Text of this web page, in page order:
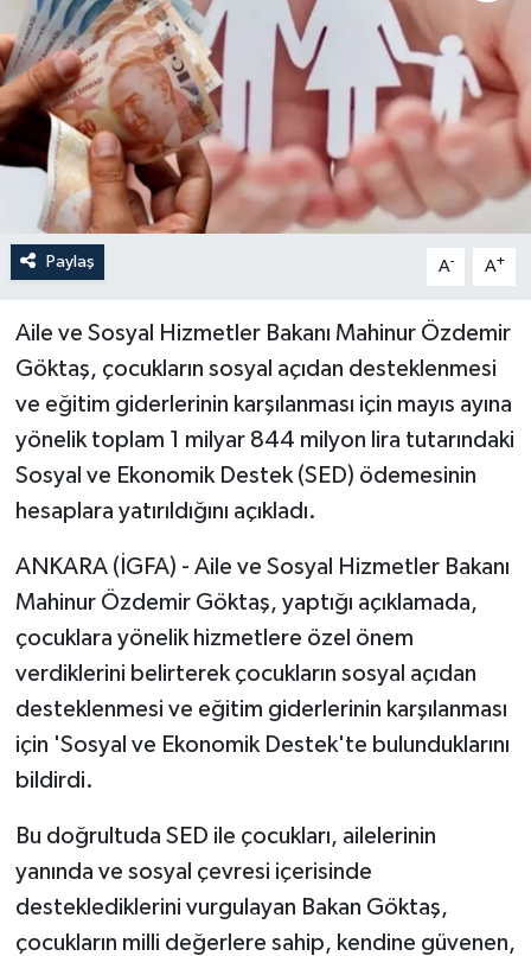
Paylaş A- A+
Aile ve Sosyal Hizmetler Bakanı Mahinur Özdemir
Göktaş, çocukların sosyal açıdan desteklenmesi
ve eğitim giderlerinin karşılanması için mayıs ayına
yönelik toplam 1 milyar 844 milyon lira tutarındaki
Sosyal ve Ekonomik Destek (SED) ödemesinin
hesaplara yatırıldığını açıkladı.
ANKARA (İGFA) - Aile ve Sosyal Hizmetler Bakanı
Mahinur Özdemir Göktaş, yaptığı açıklamada,
çocuklara yönelik hizmetlere özel önem
verdiklerini belirterek çocukların sosyal açıdan
desteklenmesi ve eğitim giderlerinin karşılanması
için 'Sosyal ve Ekonomik Destek'te bulunduklarını
bildirdi.
Bu doğrultuda SED ile çocukları, ailelerinin
yanında ve sosyal çevresi içerisinde
desteklediklerini vurgulayan Bakan Göktaş,
çocukların milli değerlere sahip, kendine güvenen,